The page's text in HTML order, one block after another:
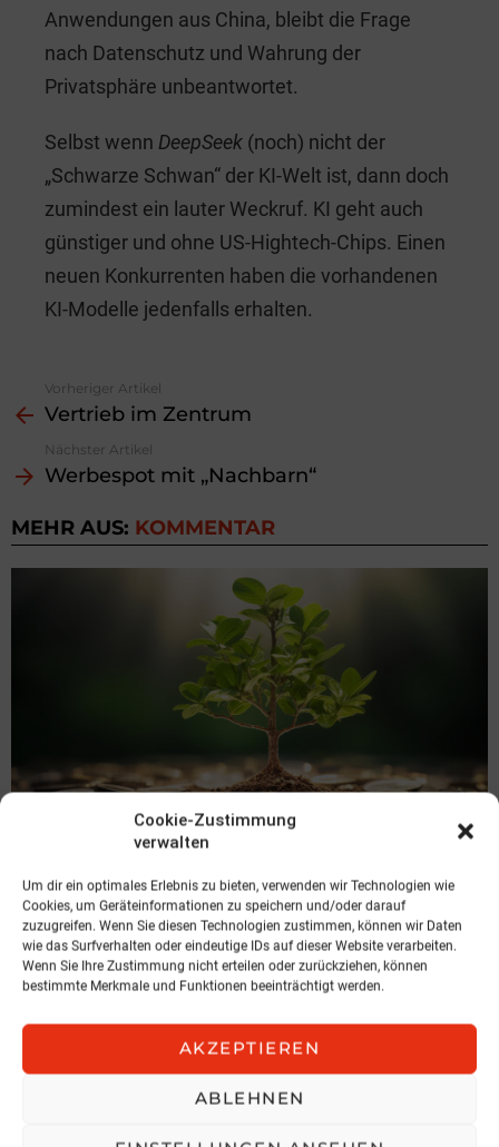
Cookie-Zustimmung
verwalten
Um dir ein optimales Erlebnis zu bieten, verwenden wir Technologien wie
Cookies, um Geräteinformationen zu speichern und/oder darauf
zuzugreifen. Wenn Sie diesen Technologien zustimmen, können wir Daten
wie das Surfverhalten oder eindeutige IDs auf dieser Website verarbeiten.
Wenn Sie Ihre Zustimmung nicht erteilen oder zurückziehen, können
bestimmte Merkmale und Funktionen beeinträchtigt werden.
AKZEPTIEREN
ABLEHNEN
Anwendungen aus China, bleibt die Frage
nach Datenschutz und Wahrung der
Privatsphäre unbeantwortet.
Selbst wenn DeepSeek (noch) nicht der
„Schwarze Schwan“ der KI-Welt ist, dann doch
zumindest ein lauter Weckruf. KI geht auch
günstiger und ohne US-Hightech-Chips. Einen
neuen Konkurrenten haben die vorhandenen
KI-Modelle jedenfalls erhalten.
more
Vorheriger Artikel
Vertrieb im Zentrum
Nächster Artikel
Werbespot mit „Nachbarn“
MEHR AUS: KOMMENTAR
Aus für irreführende
Umweltaussagen
von Andreas Dolezal, Certified Sustainability Management
Expert